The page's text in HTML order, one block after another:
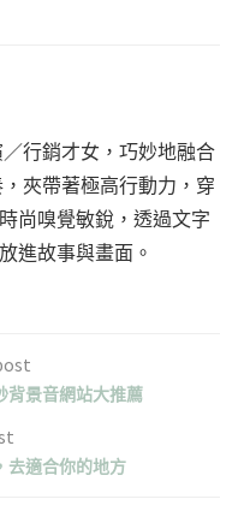
行銷才女，巧妙地融合
夾帶著極高行動力，穿
尚嗅覺敏銳，透過文字
進故事與畫面。
背景音網站大推薦
去適合你的地方